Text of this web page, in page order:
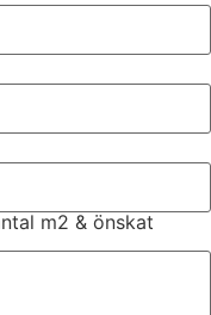
m2 & önskat